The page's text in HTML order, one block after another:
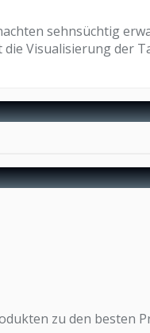
sehnsüchtig
Visualisierung der
zu den besten